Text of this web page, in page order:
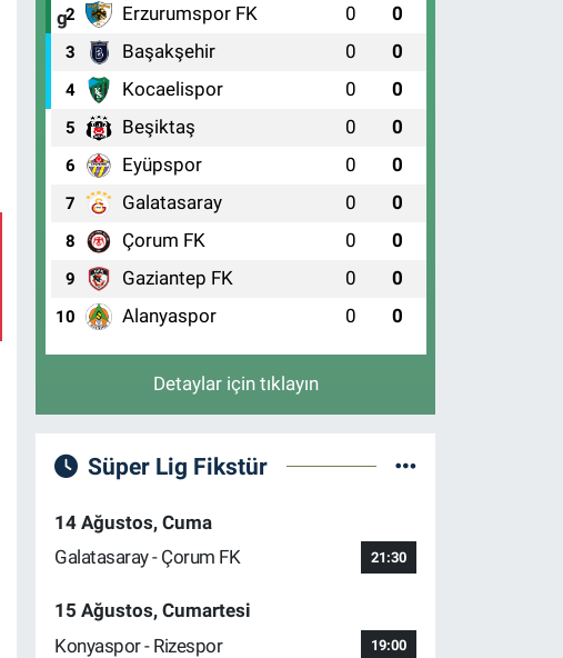
2 Erzurumspor FK 0 0
3 Başakşehir 0 0
4 Kocaelispor 0 0
5 Beşiktaş 0 0
6 Eyüpspor 0 0
7 Galatasaray 0 0
8 Çorum FK 0 0
9 Gaziantep FK 0 0
10 Alanyaspor 0 0
Detaylar için tıklayın
Süper Lig Fikstür
14 Ağustos, Cuma
Galatasaray - Çorum FK
21:30
15 Ağustos, Cumartesi
Konyaspor - Rizespor
19:00